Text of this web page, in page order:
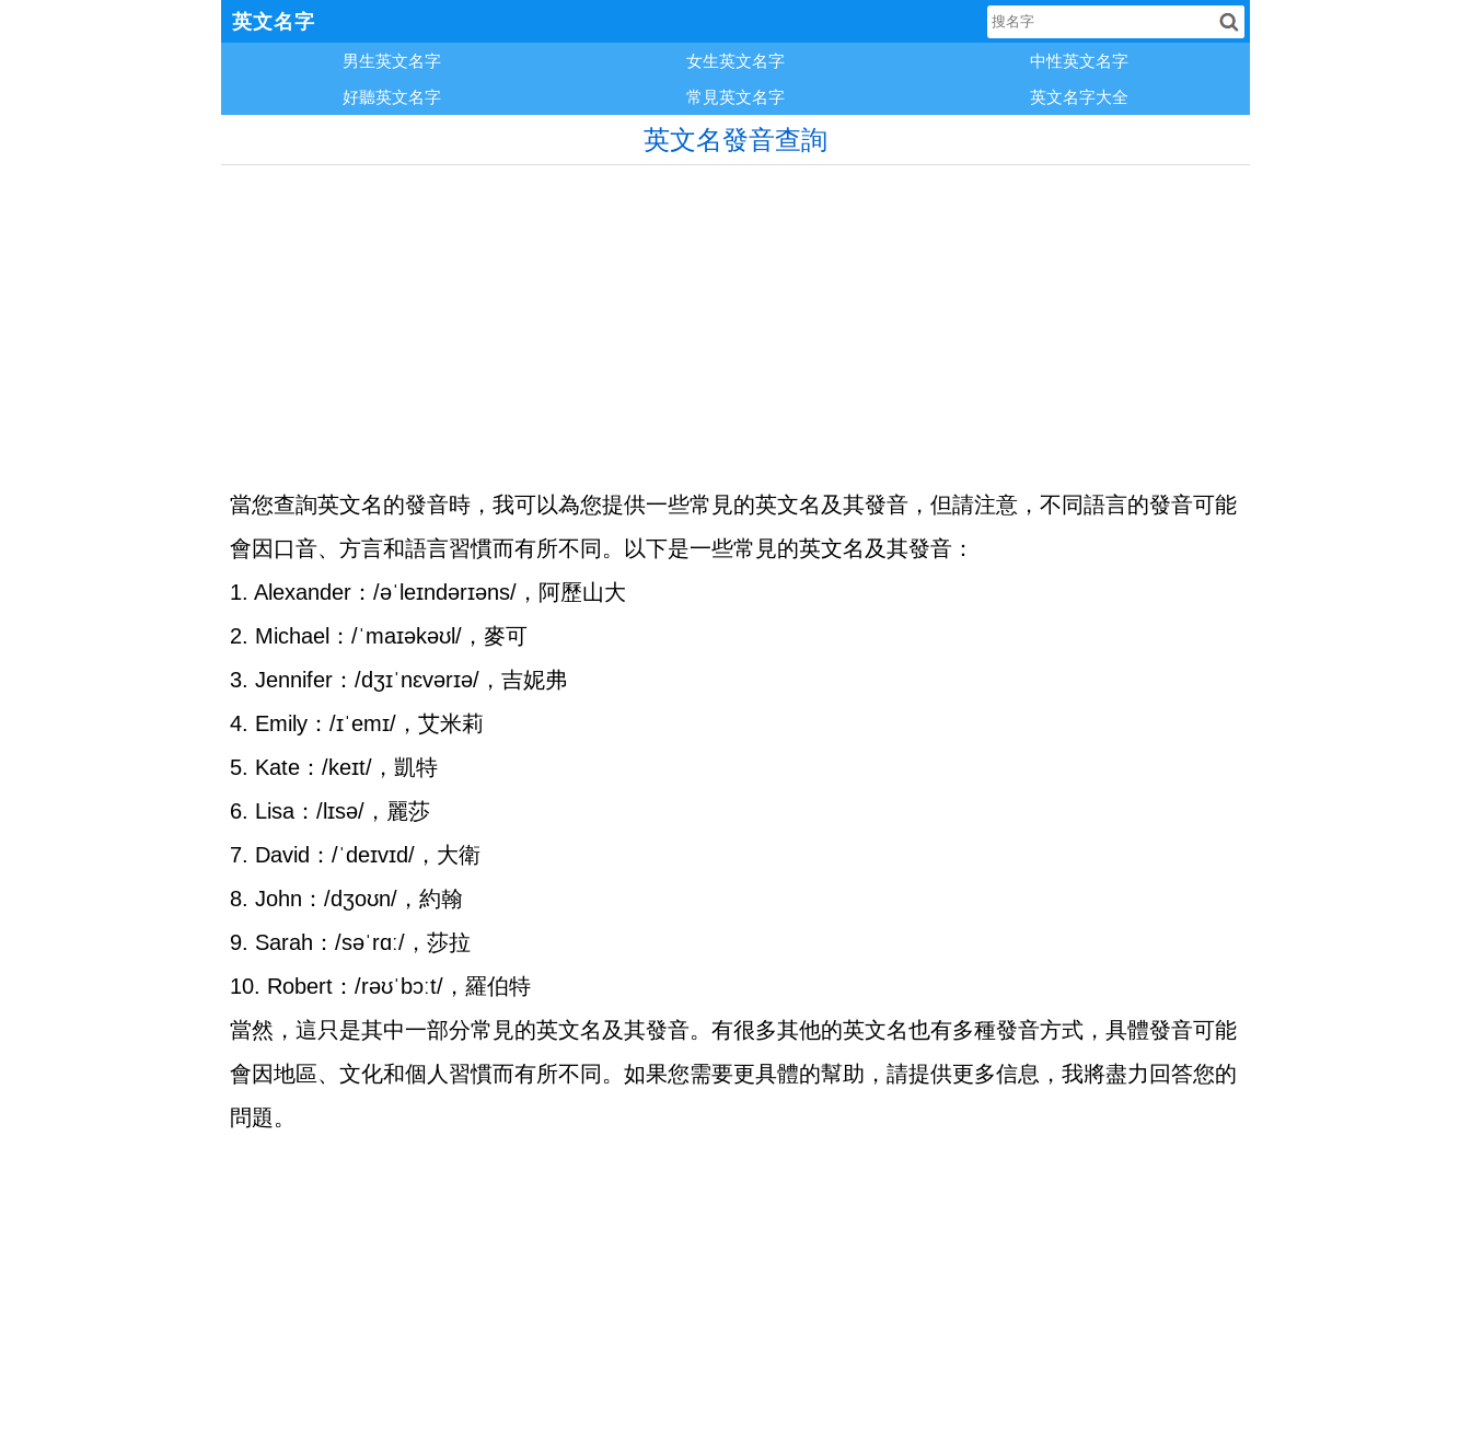
英文名字
男生英文名字 女生英文名字
中性英文名字
好聽英文名字
常見英文名字 英文名字大全
英文名發音查詢
當您查詢英文名的發音時，我可以為您提供一些常見的英文名及其發音，但請注意，不同語言的發音可能
會因口音、方言和語言習慣而有所不同。以下是一些常見的英文名及其發音：
1. Alexander：/əˈleɪndərɪəns/，阿歷山大
2. Michael：/ˈmaɪəkəʊl/，麥可
3. Jennifer：/dʒɪˈnɛvərɪə/，吉妮弗
4. Emily：/ɪˈemɪ/，艾米莉
5. Kate：/keɪt/，凱特
6. Lisa：/lɪsə/，麗莎
7. David：/ˈdeɪvɪd/，大衛
8. John：/dʒoʊn/，約翰
9. Sarah：/səˈrɑː/，莎拉
10. Robert：/rəʊˈbɔːt/，羅伯特
當然，這只是其中一部分常見的英文名及其發音。有很多其他的英文名也有多種發音方式，具體發音可能
會因地區、文化和個人習慣而有所不同。如果您需要更具體的幫助，請提供更多信息，我將盡力回答您的
問題。